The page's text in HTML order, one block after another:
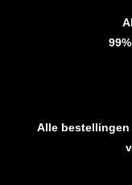
Alle bestellingen